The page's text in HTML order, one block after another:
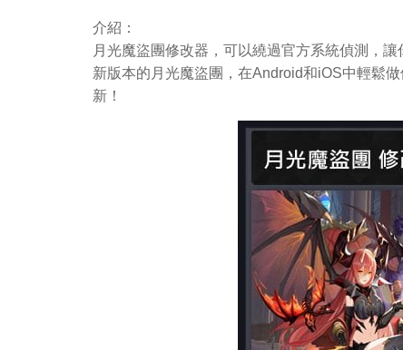
介紹：
月光魔盜團修改器，可以繞過官方系統偵測，
新版本的月光魔盜團，在Android和iOS中輕鬆
新！